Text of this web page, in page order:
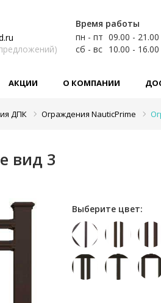
Время работы
пн - пт 09.00 - 21.00
сб - вс 10.00 - 16.00
АКЦИИ О КОМПАНИИ
ДПК Ограждения NauticPrime
вид 3
Выберите цвет: